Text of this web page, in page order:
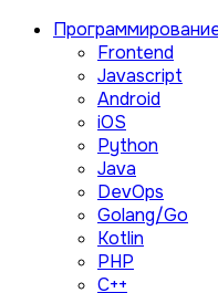
Frontend
Javascript
Android
iOS
Python
Java
DevOps
Golang/Go
Kotlin
PHP
C++